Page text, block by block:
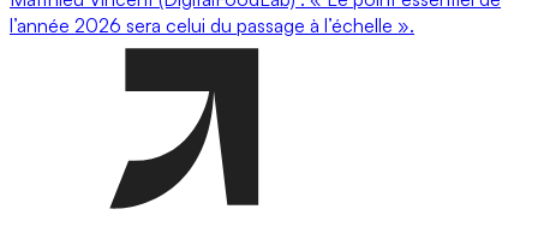
l’année 2026 sera celui du passage à l’échelle ».